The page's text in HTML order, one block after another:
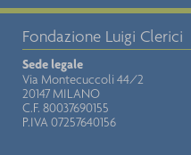
Fondazione Luigi Clerici
Sede legale
Via Montecuccoli 44/2
20147 MILANO
C.F. 80037690155
P.IVA 07257640156